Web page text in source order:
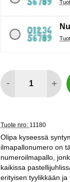
- +
Tuote nro: 11180
Olipa kyseessä
ilmapallonumero on
numeroilmapallo,
kaikissa
erityisen tyylikkään ja